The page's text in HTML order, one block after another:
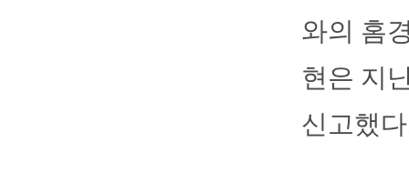
와의 홈
현은 지
신고했